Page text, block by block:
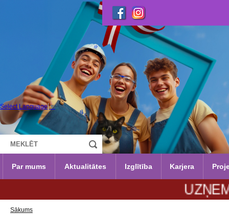
Select Language ▼
Par mums Aktualitātes Izglītība Karjera
Sākums